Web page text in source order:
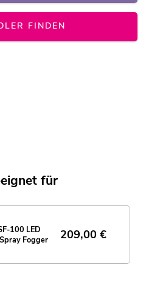
FINDEN
für
100 LED
Fogger
209,00 €